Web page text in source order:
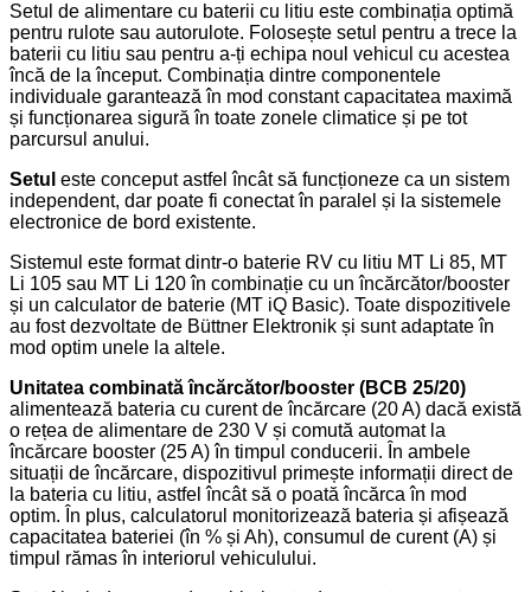
Setul de alimentare cu baterii cu litiu este combinația optimă
pentru rulote sau autorulote. Folosește setul pentru a trece la
baterii cu litiu sau pentru a-ți echipa noul vehicul cu acestea
încă de la început. Combinația dintre componentele
individuale garantează în mod constant capacitatea maximă
și funcționarea sigură în toate zonele climatice și pe tot
parcursul anului.
Setul este conceput astfel încât să funcționeze ca un sistem
independent, dar poate fi conectat în paralel și la sistemele
electronice de bord existente.
Sistemul este format dintr-o baterie RV cu litiu MT Li 85, MT
Li 105 sau MT Li 120 în combinație cu un încărcător/booster
și un calculator de baterie (MT iQ Basic). Toate dispozitivele
au fost dezvoltate de Büttner Elektronik și sunt adaptate în
mod optim unele la altele.
Unitatea combinată încărcător/booster (BCB 25/20)
alimentează bateria cu curent de încărcare (20 A) dacă există
o rețea de alimentare de 230 V și comută automat la
încărcare booster (25 A) în timpul conducerii. În ambele
situații de încărcare, dispozitivul primește informații direct de
la bateria cu litiu, astfel încât să o poată încărca în mod
optim. În plus, calculatorul monitorizează bateria și afișează
capacitatea bateriei (în % și Ah), consumul de curent (A) și
timpul rămas în interiorul vehiculului.